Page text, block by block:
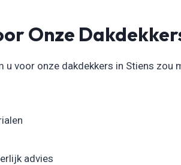
Onze
u voor onze dakdekkers in Stiens zou
advies